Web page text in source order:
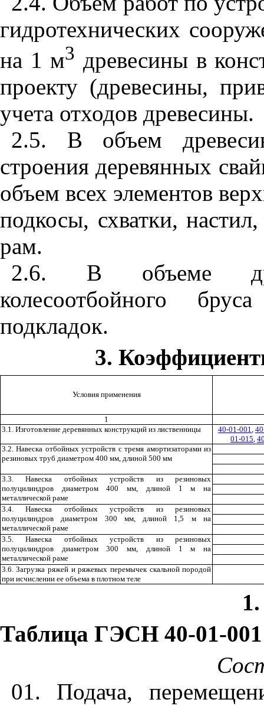
гидротехнических
на 1 м3 древесины в
проекту (древесины,
учета отходов древесины.
2.5. В объем
строения деревянных
объем всех элементов
подкосы, схватки,
рам.
2.6. В объеме
колесоотбойного
подкладок.
3.
Условия применения
1
3.1. Изготовление деревянных конструкций из лиственницы 40-01-001,
01-015,
3.2. Навеска отбойных устройств с тремя амортизаторами из
резиновых труб диаметром 400 мм, длиной 500 мм
3.3. Навеска отбойных устройств из резиновых
полуцилиндров диаметром 400 мм, длиной 1 м на
металлической раме
3.4. Навеска отбойных устройств из резиновых
полуцилиндров диаметром 300 мм, длиной 1,5 м на
металлической раме
3.5. Навеска отбойных устройств из резиновых
полуцилиндров диаметром 300 мм, длиной 1 м на
металлической раме
3.6. Загрузка ряжей и ряжевых перемычек скальной породой
при исчислении ее объема в плотном теле
Таблица ГЭСН 40-01-001
01. Подача,